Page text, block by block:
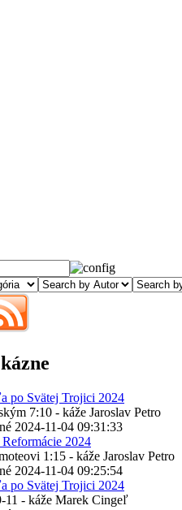
po Svätej Trojici 2024
7:10 - káže Jaroslav Petro
2024-11-04 09:31:33
Reformácie 2024
1:15 - káže Jaroslav Petro
2024-11-04 09:25:54
po Svätej Trojici 2024
11 - káže Marek Cingeľ